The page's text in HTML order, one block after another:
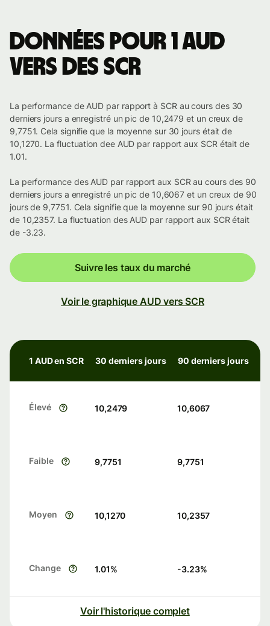
Données pour 1 AUD
vers des SCR
La performance de AUD par rapport à SCR au cours des 30
derniers jours a enregistré un pic de 10,2479 et un creux de
9,7751. Cela signifie que la moyenne sur 30 jours était de
10,1270. La fluctuation dee AUD par rapport aux SCR était de
1.01.
La performance des AUD par rapport aux SCR au cours des 90
derniers jours a enregistré un pic de 10,6067 et un creux de 90
jours de 9,7751. Cela signifie que la moyenne sur 90 jours était
de 10,2357. La fluctuation des AUD par rapport aux SCR était
de -3.23.
Suivre les taux du marché
Voir le graphique AUD vers SCR
1 AUD en SCR 30 derniers jours 90 derniers jours
Élevé 10,2479 10,6067
Faible 9,7751 9,7751
Moyen 10,1270 10,2357
Change 1.01% -3.23%
Voir l'historique complet